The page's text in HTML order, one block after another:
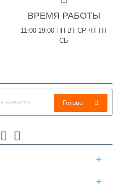
ВРЕМЯ РАБОТЫ
11:00-19:00 ПН ВТ СР ЧТ ПТ
СБ
Готово